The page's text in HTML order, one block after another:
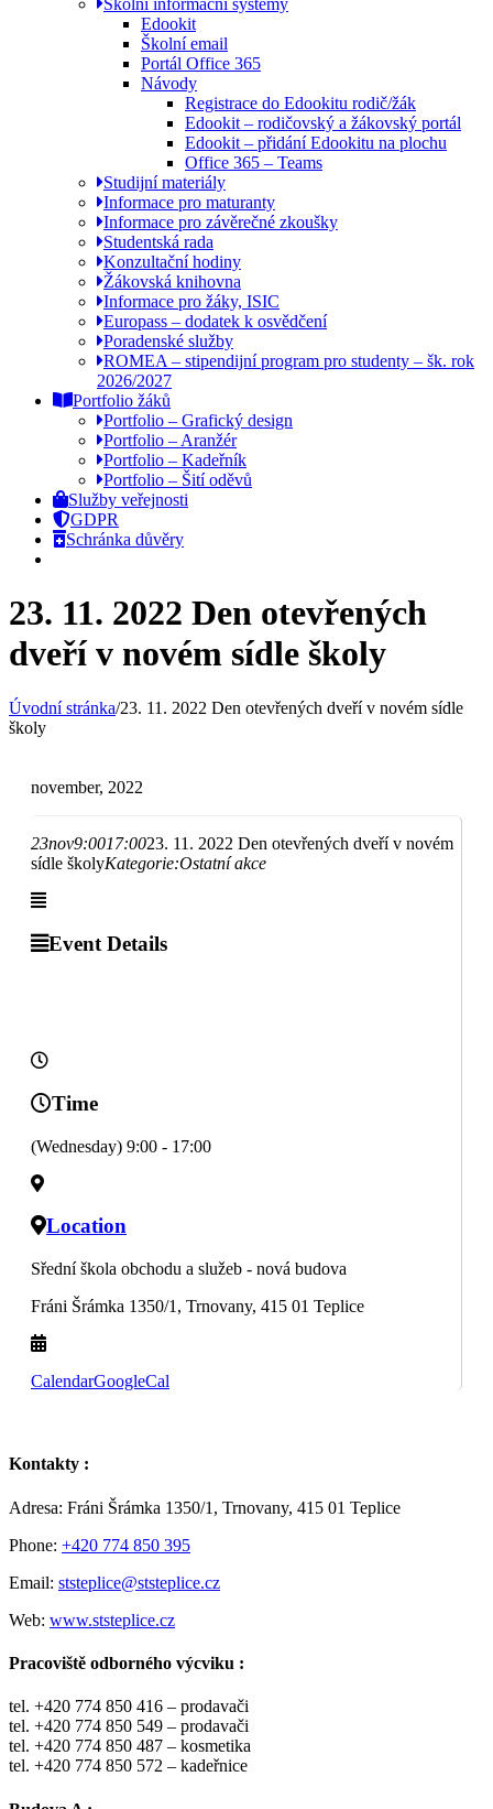
Školní informační systémy
Edookit
Školní email
Portál Office 365
Návody
Registrace do Edookitu rodič/žák
Edookit – rodičovský a žákovský portál
Edookit – přidání Edookitu na plochu
Office 365 – Teams
Studijní materiály
Informace pro maturanty
Informace pro závěrečné zkoušky
Studentská rada
Konzultační hodiny
Žákovská knihovna
Informace pro žáky, ISIC
Europass – dodatek k osvědčení
Poradenské služby
ROMEA – stipendijní program pro studenty – šk. rok
2026/2027
Portfolio žáků
Portfolio – Grafický design
Portfolio – Aranžér
Portfolio – Kadeřník
Portfolio – Šití oděvů
Služby veřejnosti
GDPR
Schránka důvěry
23. 11. 2022 Den otevřených
dveří v novém sídle školy
Úvodní stránka/23. 11. 2022 Den otevřených dveří v novém sídle
školy
november, 2022
23nov9:0017:0023. 11. 2022 Den otevřených dveří v novém
sídle školyKategorie:Ostatní akce
Event Details
Time
(Wednesday) 9:00 - 17:00
Location
Sřední škola obchodu a služeb - nová budova
Fráni Šrámka 1350/1, Trnovany, 415 01 Teplice
CalendarGoogleCal
Kontakty :
Adresa: Fráni Šrámka 1350/1, Trnovany, 415 01 Teplice
Phone: +420 774 850 395
Email: ststeplice@ststeplice.cz
Web: www.ststeplice.cz
Pracoviště odborného výcviku :
tel. +420 774 850 416 – prodavači
tel. +420 774 850 549 – prodavači
tel. +420 774 850 487 – kosmetika
tel. +420 774 850 572 – kadeřnice